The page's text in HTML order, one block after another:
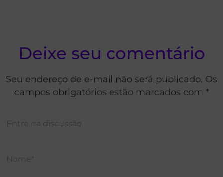
Deixe seu comentário
Seu endereço de e-mail não será publicado. Os
campos obrigatórios estão marcados com *